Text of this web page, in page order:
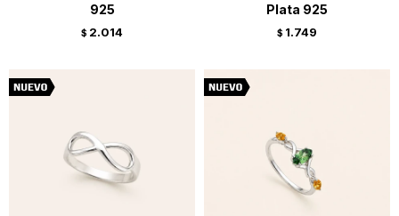
925
$ 2.014
Plata 925
$ 1.749